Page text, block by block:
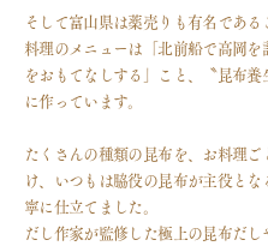
そして富山県は薬売りも有名である
料理のメニューは「北前船で高岡を
をおもてなしする」こと、〝昆布養
に作っています。
たくさんの種類の昆布を、お料理ご
け、いつもは脇役の昆布が主役とな
寧に仕立てました。
だし作家が監修した極上の昆布だし